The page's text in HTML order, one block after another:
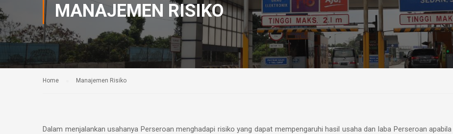
MANAJEMEN RISIKO
Home Manajemen Risiko
Dalam menjalankan usahanya Perseroan menghadapi risiko yang dapat mempengaruhi hasil usaha dan laba Perseroan